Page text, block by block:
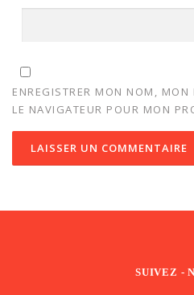
ENREGISTRER MON NOM,
LE NAVIGATEUR POUR MON
SUIVEZ -